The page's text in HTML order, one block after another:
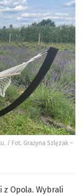
/ Fot. Grażyna Szlęzak –
Opola. Wybrali